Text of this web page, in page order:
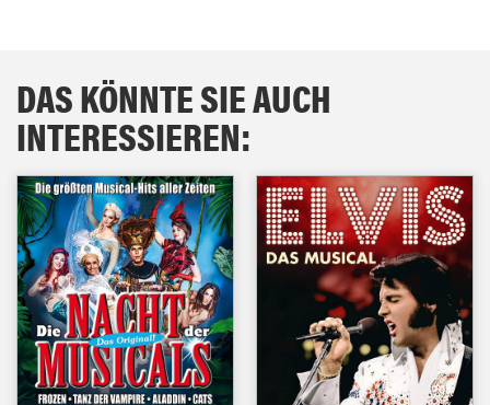
DAS KÖNNTE SIE AUCH
INTERESSIEREN: